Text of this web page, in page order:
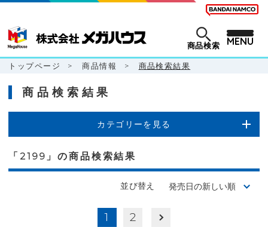
商品検索 MENU
トップページ > 商品情報 > 商品検索結果
商品検索結果
カテゴリーを見る
「2199」の商品検索結果
並び替え
1 2